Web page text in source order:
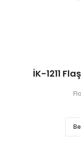
İK-1211